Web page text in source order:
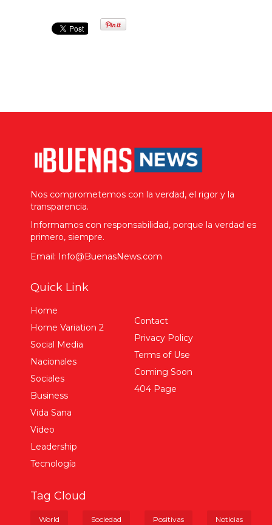
Nos comprometemos con la verdad, el rigor y la
transparencia.
Informamos con responsabilidad, porque la verdad es
primero, siempre.
Email: Info@BuenasNews.com
Quick Link
Home
Home Variation 2
Social Media
Nacionales
Sociales
Business
Vida Sana
Video
Leadership
Tecnología
Contact
Privacy Policy
Terms of Use
Coming Soon
404 Page
Tag Cloud
World Sociedad Positivas Noticias